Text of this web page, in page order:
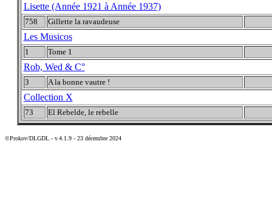
Lisette (Année 1921 à Année 1937)
758 Gillette la ravaudeuse
Les Musicos
1 Tome 1
Rob, Wed & C°
3 A la bonne vautre !
Collection X
73 El Rebelde, le rebelle
©Prokov/DLGDL - v.4.1.9 - 23 décembre 2024